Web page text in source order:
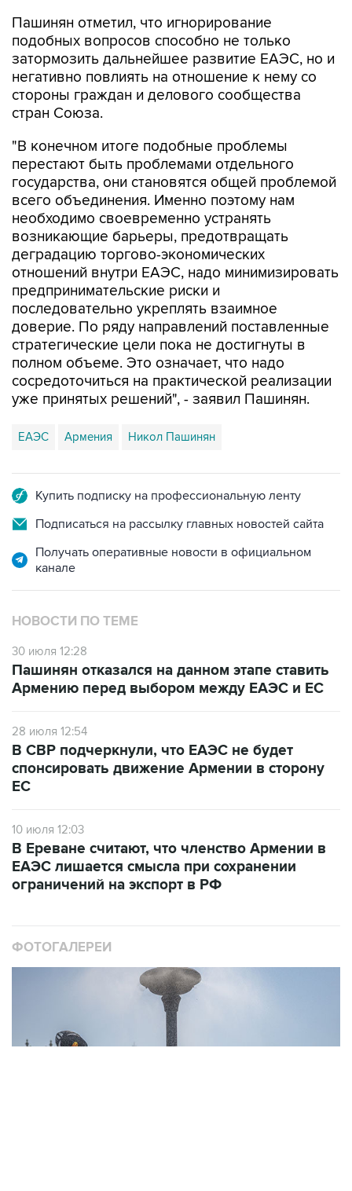
Пашинян отметил, что игнорирование
подобных вопросов способно не только
затормозить дальнейшее развитие ЕАЭС, но и
негативно повлиять на отношение к нему со
стороны граждан и делового сообщества
стран Союза.
"В конечном итоге подобные проблемы
перестают быть проблемами отдельного
государства, они становятся общей проблемой
всего объединения. Именно поэтому нам
необходимо своевременно устранять
возникающие барьеры, предотвращать
деградацию торгово-экономических
отношений внутри ЕАЭС, надо минимизировать
предпринимательские риски и
последовательно укреплять взаимное
доверие. По ряду направлений поставленные
стратегические цели пока не достигнуты в
полном объеме. Это означает, что надо
сосредоточиться на практической реализации
уже принятых решений", - заявил Пашинян.
ЕАЭС Армения Никол Пашинян
Купить подписку на профессиональную ленту
Подписаться на рассылку главных новостей сайта
Получать оперативные новости в официальном
канале
НОВОСТИ ПО ТЕМЕ
30 июля 12:28
Пашинян отказался на данном этапе ставить
Армению перед выбором между ЕАЭС и ЕС
28 июля 12:54
В СВР подчеркнули, что ЕАЭС не будет
спонсировать движение Армении в сторону
ЕС
10 июля 12:03
В Ереване считают, что членство Армении в
ЕАЭС лишается смысла при сохранении
ограничений на экспорт в РФ
ФОТОГАЛЕРЕИ